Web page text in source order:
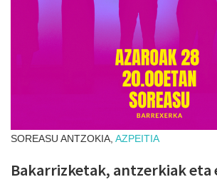
SOREASU ANTZOKIA, AZPEITIA
Bakarrizketak, antzerkiak eta